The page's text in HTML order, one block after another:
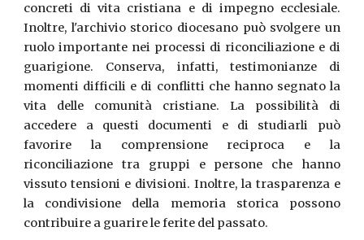
concreti di vita cristiana e di impegno ecclesiale.
Inoltre, l'archivio storico diocesano può svolgere un
ruolo importante nei processi di riconciliazione e di
guarigione. Conserva, infatti, testimonianze di
momenti difficili e di conflitti che hanno segnato la
vita delle comunità cristiane. La possibilità di
accedere a questi documenti e di studiarli può
favorire la comprensione reciproca e la
riconciliazione tra gruppi e persone che hanno
vissuto tensioni e divisioni. Inoltre, la trasparenza e
la condivisione della memoria storica possono
contribuire a guarire le ferite del passato.